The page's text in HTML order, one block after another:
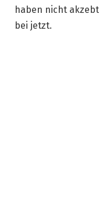
haben nicht
bei jetzt.